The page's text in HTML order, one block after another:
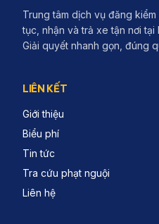
Trung tâm dịch vụ đăng
tục, nhận và trả xe tận nơi tại
Giải quyết nhanh gọn, đúng
LIÊN KẾT
Giới thiệu
Biểu phí
Tin tức
Tra cứu phạt nguội
Liên hệ